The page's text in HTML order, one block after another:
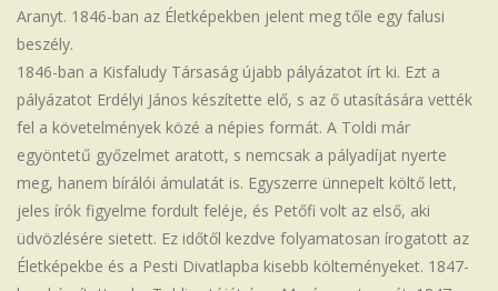
Aranyt. 1846-ban az Életképekben jelent meg tőle egy falusi
beszély.
1846-ban a Kisfaludy Társaság újabb pályázatot írt ki. Ezt a
pályázatot Erdélyi János készítette elő, s az ő utasítására vették
fel a követelmények közé a népies formát. A Toldi már
egyöntetű győzelmet aratott, s nemcsak a pályadíjat nyerte
meg, hanem bírálói ámulatát is. Egyszerre ünnepelt költő lett,
jeles írók figyelme fordult feléje, és Petőfi volt az első, aki
üdvözlésére sietett. Ez időtől kezdve folyamatosan írogatott az
Életképekbe és a Pesti Divatlapba kisebb költeményeket. 1847-